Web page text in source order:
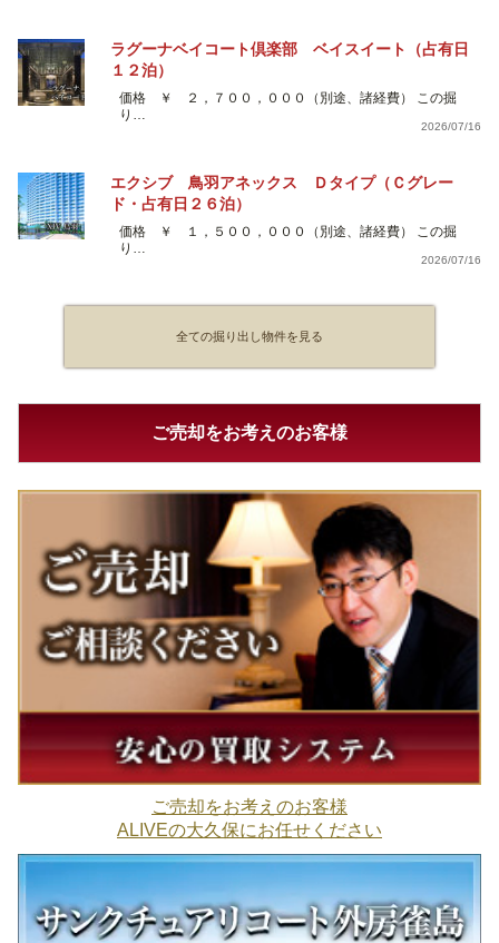
ラグーナベイコート倶楽部 ベイスイート（占有日
１２泊）
価格 ￥ ２，７００，０００（別途、諸経費） この掘
り…
2026/07/16
エクシブ 鳥羽アネックス Ｄタイプ（Ｃグレー
ド・占有日２６泊）
価格 ￥ １，５００，０００（別途、諸経費） この掘
り…
2026/07/16
全ての掘り出し物件を見る
ご売却をお考えのお客様
ご売却をお考えのお客様
ALIVEの大久保にお任せください